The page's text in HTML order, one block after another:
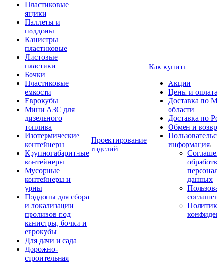
Пластиковые
ящики
Паллеты и
поддоны
Канистры
пластиковые
Листовые
пластики
Бочки
Пластиковые
емкости
Еврокубы
Мини АЗС для
дизельного
топлива
Изотермические
контейнеры
Крупногабаритные
контейнеры
Мусорные
контейнеры и
урны
Поддоны для сбора
и локализации
проливов под
канистры, бочки и
еврокубы
Для дачи и сада
Дорожно-
строительная
Проектирование
изделий
Как купить
Акции
Цены и оплата
Доставка по
области
Доставка по
Обмен и
информация
данных